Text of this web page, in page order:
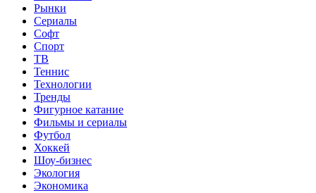
Рынки
Сериалы
Софт
Спорт
ТВ
Теннис
Технологии
Тренды
Фигурное катание
Фильмы и сериалы
Футбол
Хоккей
Шоу-бизнес
Экология
Экономика